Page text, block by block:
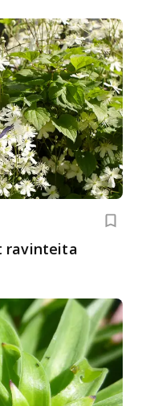
ravinteita